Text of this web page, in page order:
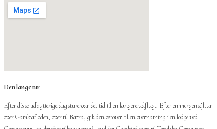
Den lange tur
Efter disse udbytterige dagsture var det tid til en længere udflugt. Efter en morgensejltur
over Gambiafloden, over til Barra, gik den østover til en overnatning i en lodge ved